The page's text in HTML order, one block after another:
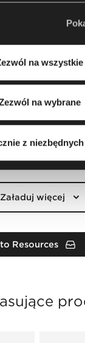
o.o. W pewnych
mogą być
i naszych
Twoich
Ci
na wszystkie
na wybrane
z
Załaduj więcej
Resources